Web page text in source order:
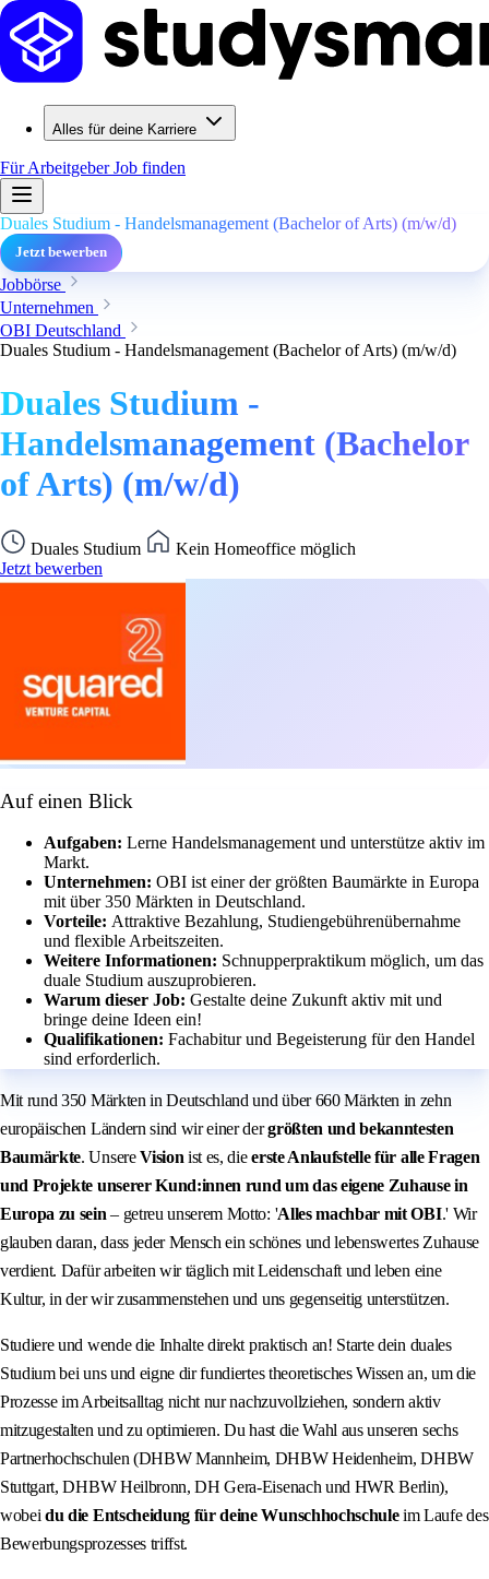
Alles für deine Karriere
Für ArbeitgeberJob finden
Duales Studium - Handelsmanagement (Bachelor of Arts) (m/w/d)
Jetzt bewerben
Jobbörse
Unternehmen
OBI Deutschland
Duales Studium - Handelsmanagement (Bachelor of Arts) (m/w/d)
Duales Studium -
Handelsmanagement (Bachelor
of Arts) (m/w/d)
Duales Studium
Kein Homeoffice möglich
Jetzt bewerben
Auf einen Blick
Aufgaben: Lerne Handelsmanagement und unterstütze aktiv im
Markt.
Unternehmen: OBI ist einer der größten Baumärkte in Europa
mit über 350 Märkten in Deutschland.
Vorteile: Attraktive Bezahlung, Studiengebührenübernahme
und flexible Arbeitszeiten.
Weitere Informationen: Schnupperpraktikum möglich, um das
duale Studium auszuprobieren.
Warum dieser Job: Gestalte deine Zukunft aktiv mit und
bringe deine Ideen ein!
Qualifikationen: Fachabitur und Begeisterung für den Handel
sind erforderlich.
Mit rund350 Märkten in Deutschland und über 660 Märkten in zehn
europäischen Ländern sind wir einer dergrößten und bekanntesten
Baumärkte. UnsereVision ist es, dieerste Anlaufstelle für alle Fragen
und Projekte unserer Kund:innen rund um das eigene Zuhause in
Europa zu sein – getreu unserem Motto: 'Alles machbar mit OBI.' Wir
glauben daran, dass jeder Mensch ein schönes und lebenswertes Zuhause
verdient. Dafür arbeiten wir täglich mit Leidenschaft und leben eine
Kultur, in der wir zusammenstehen und uns gegenseitig unterstützen.
Studiere und wende die Inhalte direkt praktisch an! Starte dein duales
Studium bei uns und eigne dir fundiertes theoretisches Wissen an, um die
Prozesse im Arbeitsalltag nicht nur nachzuvollziehen, sondern aktiv
mitzugestalten und zu optimieren. Du hast die Wahl aus unseren sechs
Partnerhochschulen (DHBW Mannheim, DHBW Heidenheim, DHBW
Stuttgart, DHBW Heilbronn, DH Gera-Eisenach und HWR Berlin),
wobeidu die Entscheidung für deine Wunschhochschuleim Laufe des
Bewerbungsprozesses triffst.